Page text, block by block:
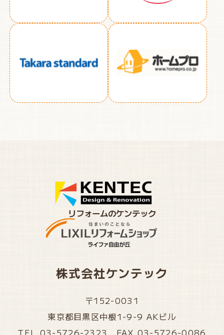
リフォームのケンテック
株式会社ケンテック
〒152-0031
東京都目黒区中根1-9-9 AKビル